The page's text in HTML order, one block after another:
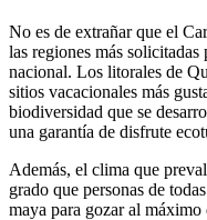
No es de extrañar que el
las regiones más
nacional. Los litorales de
sitios vacacionales más
biodiversidad que se
una garantía de disfrute
Además, el clima que
grado que personas de
maya para gozar al